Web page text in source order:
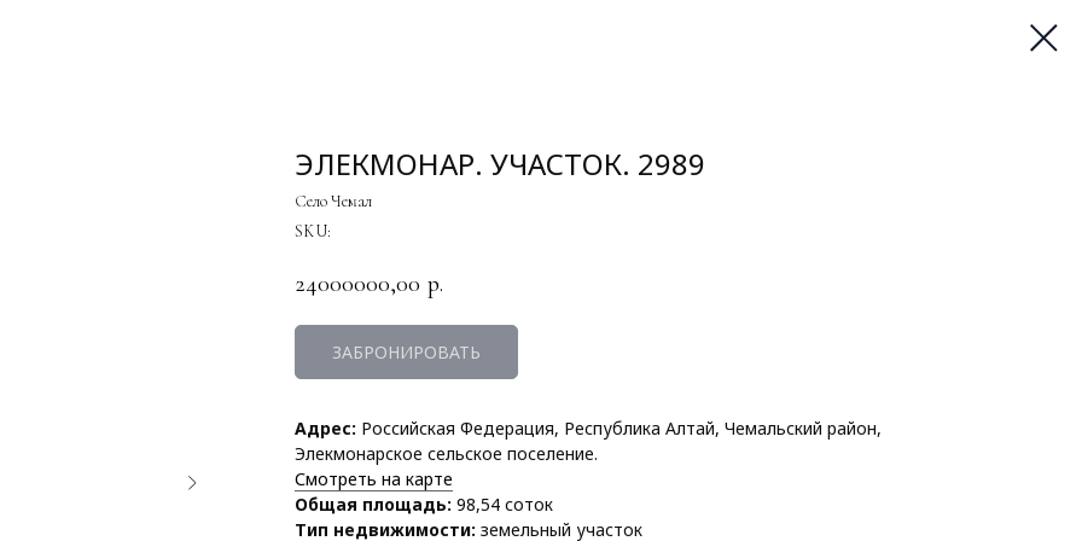
ЭЛЕКМОНАР. УЧАСТОК. 2989
Село Чемал
SKU:
24000000,00 р.
ЗАБРОНИРОВАТЬ
Адрес: Российская Федерация, Республика Алтай, Чемальский район,
Элекмонарское сельское поселение.
Смотреть на карте
Общая площадь: 98,54 соток
Тип недвижимости: земельный участок